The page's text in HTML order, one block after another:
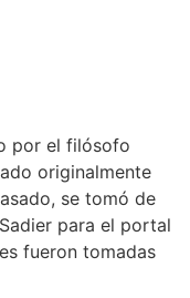
por el filósofo
originalmente
se tomó de
para el portal
fueron tomadas